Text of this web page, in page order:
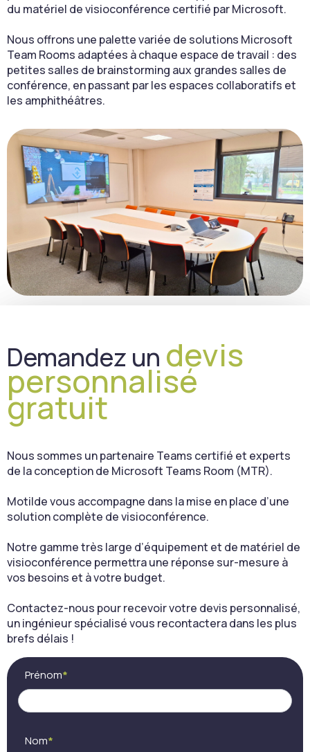
du matériel de visioconférence certifié par Microsoft.
Nous offrons une palette variée de solutions Microsoft
Team Rooms adaptées à chaque espace de travail : des
petites salles de brainstorming aux grandes salles de
conférence, en passant par les espaces collaboratifs et
les amphithéâtres.
Demandez un devis
personnalisé
gratuit
Nous sommes un partenaire Teams certifié et experts
de la conception de Microsoft Teams Room (MTR).
Motilde vous accompagne dans la mise en place d’une
solution complète de visioconférence.
Notre gamme très large d’équipement et de matériel de
visioconférence permettra une réponse sur-mesure à
vos besoins et à votre budget.
Contactez-nous pour recevoir votre devis personnalisé,
un ingénieur spécialisé vous recontactera dans les plus
brefs délais !
(FR) -
Cocon
visio
Prénom*
Nom*
vous
êtes
un
remplissez